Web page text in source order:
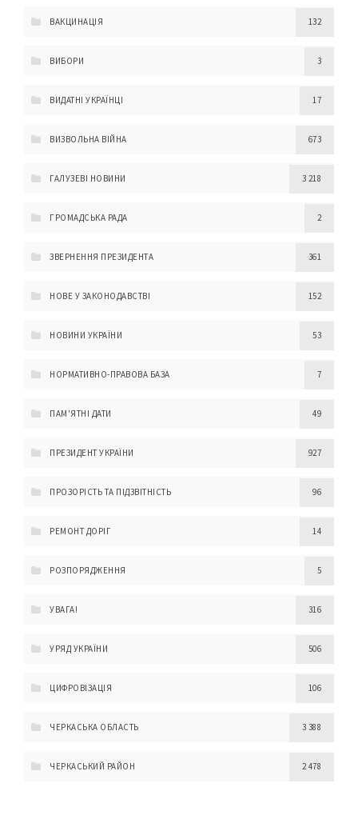
ВАКЦИНАЦІЯ 132
ВИБОРИ 3
ВИДАТНІ УКРАЇНЦІ 17
ВИЗВОЛЬНА ВІЙНА 673
ГАЛУЗЕВІ НОВИНИ 3 218
ГРОМАДСЬКА РАДА 2
ЗВЕРНЕННЯ ПРЕЗИДЕНТА 361
НОВЕ У ЗАКОНОДАВСТВІ 152
НОВИНИ УКРАЇНИ 53
НОРМАТИВНО-ПРАВОВА БАЗА 7
ПАМ'ЯТНІ ДАТИ 49
ПРЕЗИДЕНТ УКРАЇНИ 927
ПРОЗОРІСТЬ ТА ПІДЗВІТНІСТЬ 96
РЕМОНТ ДОРІГ 14
РОЗПОРЯДЖЕННЯ 5
УВАГА! 316
УРЯД УКРАЇНИ 506
ЦИФРОВІЗАЦІЯ 106
ЧЕРКАСЬКА ОБЛАСТЬ 3 388
ЧЕРКАСЬКИЙ РАЙОН 2 478